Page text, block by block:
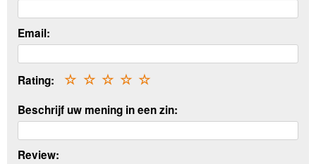
Email:
Rating: ☆
☆
☆
☆
☆
Beschrijf uw mening in een zin:
Review: